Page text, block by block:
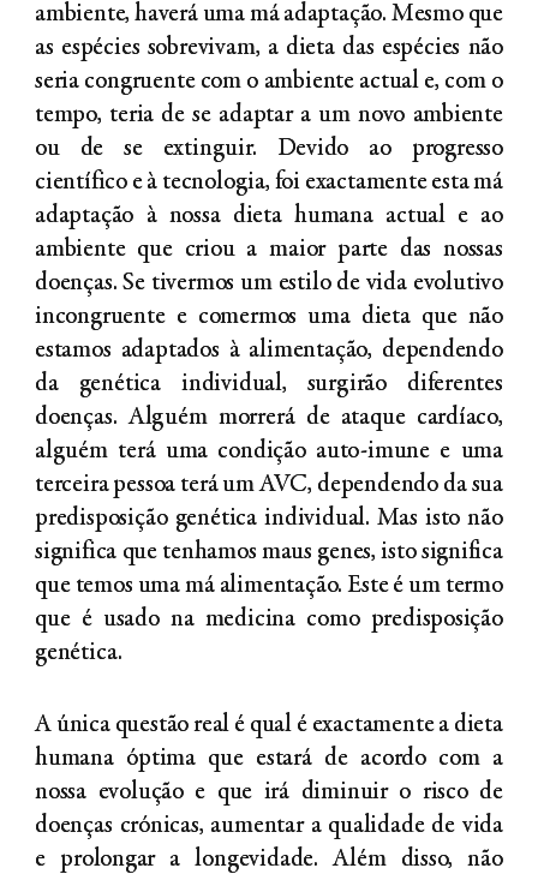
ambiente, haverá uma má adaptação. Mesmo que
as espécies sobrevivam, a dieta das espécies não
seria congruente com o ambiente actual e, com o
tempo, teria de se adaptar a um novo ambiente
ou de se extinguir. Devido ao progresso
científico e à tecnologia, foi exactamente esta má
adaptação à nossa dieta humana actual e ao
ambiente que criou a maior parte das nossas
doenças. Se tivermos um estilo de vida evolutivo
incongruente e comermos uma dieta que não
estamos adaptados à alimentação, dependendo
da genética individual, surgirão diferentes
doenças. Alguém morrerá de ataque cardíaco,
alguém terá uma condição auto-imune e uma
terceira pessoa terá um AVC, dependendo da sua
predisposição genética individual. Mas isto não
significa que tenhamos maus genes, isto significa
que temos uma má alimentação. Este é um termo
que é usado na medicina como predisposição
genética.
A única questão real é qual é exactamente a dieta
humana óptima que estará de acordo com a
nossa evolução e que irá diminuir o risco de
doenças crónicas, aumentar a qualidade de vida
e prolongar a longevidade. Além disso, não